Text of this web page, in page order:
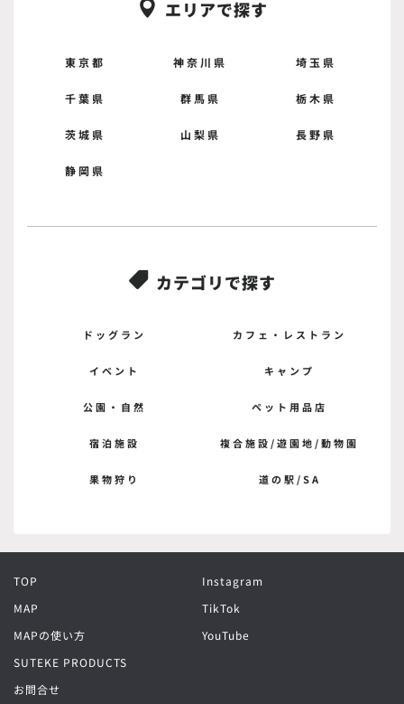
 エリアで探す
東京都 神奈川県 埼玉県
千葉県 群馬県 栃木県
茨城県 山梨県 長野県
静岡県
 カテゴリで探す
ドッグラン カフェ・レストラン
イベント キャンプ
公園・自然 ペット用品店
宿泊施設 複合施設/遊園地/動物園
果物狩り 道の駅/SA
TOP
Instagram
MAP
TikTok
MAPの使い方
YouTube
SUTEKE PRODUCTS
お問合せ